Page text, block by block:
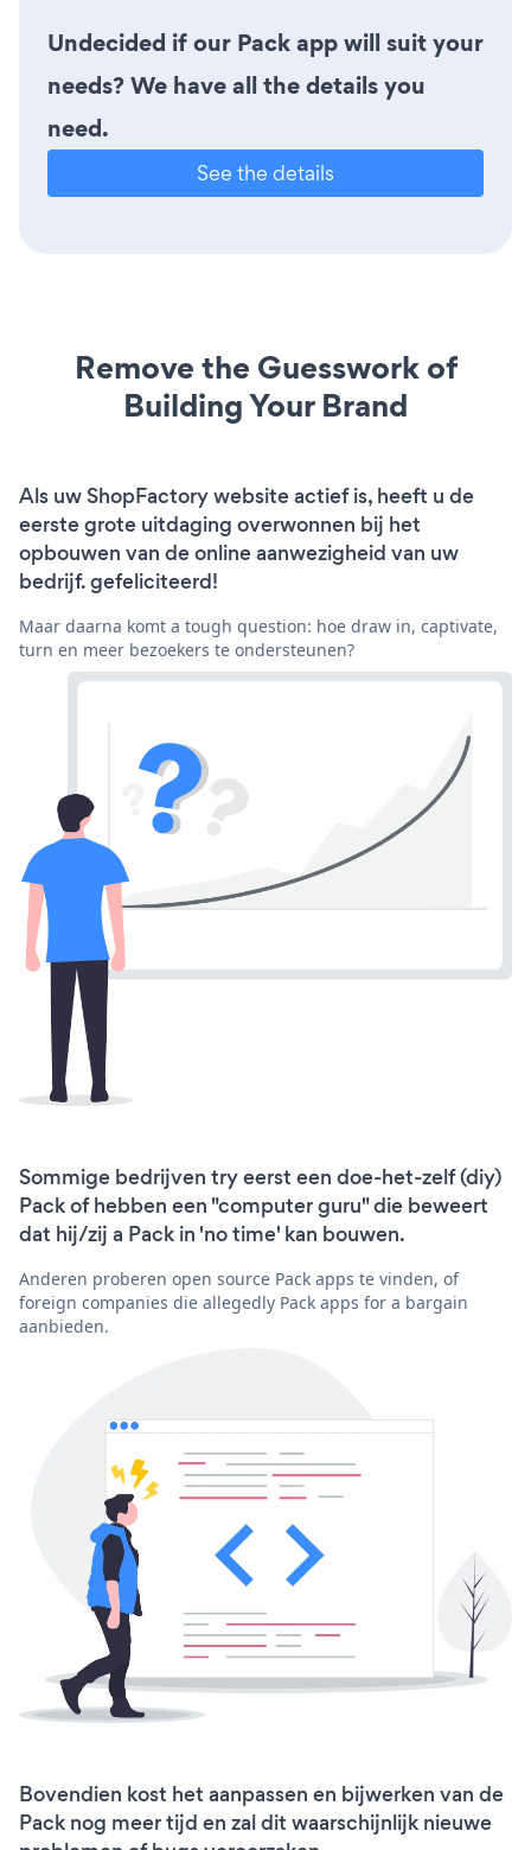
Undecided if our Pack app will suit your
needs? We have all the details you
need.
See the details
Remove the Guesswork of
Building Your Brand
Als uw ShopFactory website actief is, heeft u de
eerste grote uitdaging overwonnen bij het
opbouwen van de online aanwezigheid van uw
bedrijf. gefeliciteerd!
Maar daarna komt a tough question: hoe draw in, captivate,
turn en meer bezoekers te ondersteunen?
Sommige bedrijven try eerst een doe-het-zelf (diy)
Pack of hebben een "computer guru" die beweert
dat hij/zij a Pack in 'no time' kan bouwen.
Anderen proberen open source Pack apps te vinden, of
foreign companies die allegedly Pack apps for a bargain
aanbieden.
Bovendien kost het aanpassen en bijwerken van de
Pack nog meer tijd en zal dit waarschijnlijk nieuwe